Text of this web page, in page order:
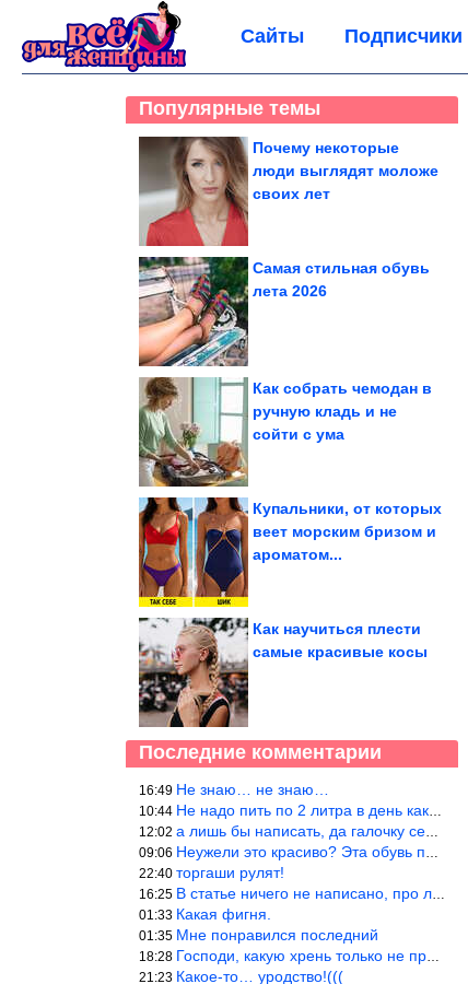
Сайты Подписчики
Популярные темы
Почему некоторые
люди выглядят моложе
своих лет
Самая стильная обувь
лета 2026
Как собрать чемодан в
ручную кладь и не
сойти с ума
Купальники, от которых
веет морским бризом и
ароматом...
Как научиться плести
самые красивые косы
Последние комментарии
16:49 Не знаю… не знаю…
10:44 Не надо пить по 2 литра в день как советуют, пейте только когда
12:02 а лишь бы написать, да галочку себе поставить: я написала статью
09:06 Неужели это красиво? Эта обувь похожа на копыто животного, не хв
22:40 торгаши рулят!
16:25 В статье ничего не написано, про ловушки при выкладывании товара
01:33 Какая фигня.
01:35 Мне понравился последний
18:28 Господи, какую хрень только не придумают, лишь бы бабла срубить!
21:23 Какое-то… уродство!(((